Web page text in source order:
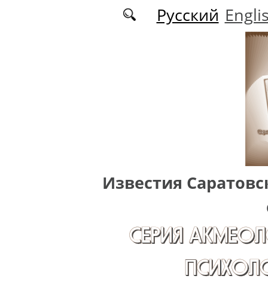
Перейти к основному содержаниюРусский
Известия
СЕРИЯ